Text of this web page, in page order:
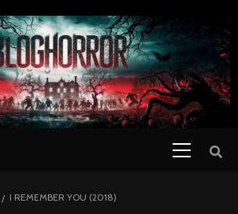
I REMEMBER YOU (2018)